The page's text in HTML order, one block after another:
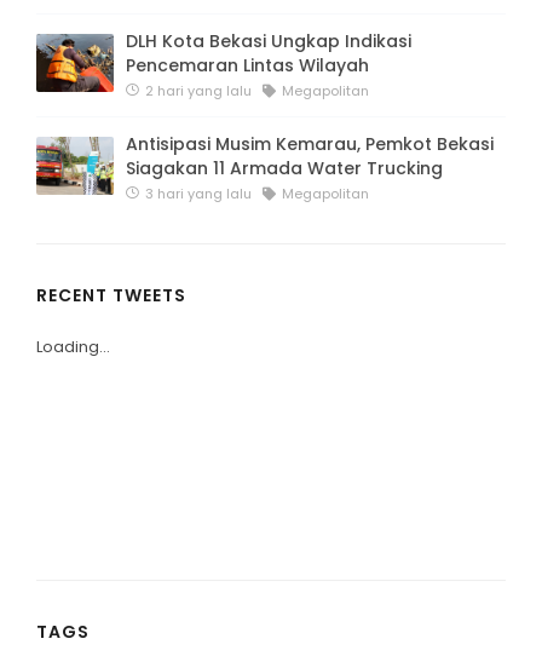
DLH Kota Bekasi Ungkap Indikasi
Pencemaran Lintas Wilayah
2 hari yang lalu Megapolitan
Antisipasi Musim Kemarau, Pemkot Bekasi
Siagakan 11 Armada Water Trucking
3 hari yang lalu Megapolitan
RECENT TWEETS
Loading...
TAGS